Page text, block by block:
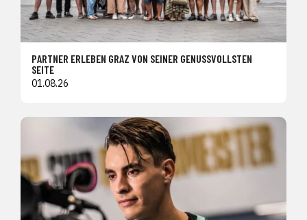
PARTNER ERLEBEN GRAZ VON SEINER GENUSSVOLLSTEN
SEITE
01.08.26